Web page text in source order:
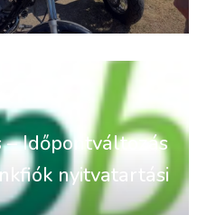
– Időpontváltozás
nyitvatartási